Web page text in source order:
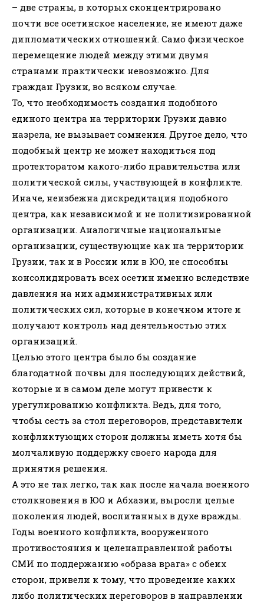
– две страны, в которых сконцентрировано
почти все осетинское население, не имеют даже
дипломатических отношений. Само физическое
перемещение людей между этими двумя
странами практически невозможно. Для
граждан Грузии, во всяком случае.
То, что необходимость создания подобного
единого центра на территории Грузии давно
назрела, не вызывает сомнения. Другое дело, что
подобный центр не может находиться под
протекторатом какого-либо правительства или
политической силы, участвующей в конфликте.
Иначе, неизбежна дискредитация подобного
центра, как независимой и не политизированной
организации. Аналогичные национальные
организации, существующие как на территории
Грузии, так и в России или в ЮО, не способны
консолидировать всех осетин именно вследствие
давления на них административных или
политических сил, которые в конечном итоге и
получают контроль над деятельностью этих
организаций.
Целью этого центра было бы создание
благодатной почвы для последующих действий,
которые и в самом деле могут привести к
урегулированию конфликта. Ведь, для того,
чтобы сесть за стол переговоров, представители
конфликтующих сторон должны иметь хотя бы
молчаливую поддержку своего народа для
принятия решения.
А это не так легко, так как после начала военного
столкновения в ЮО и Абхазии, выросли целые
поколения людей, воспитанных в духе вражды.
Годы военного конфликта, вооруженного
противостояния и целенаправленной работы
СМИ по поддержанию «образа врага» с обеих
сторон, привели к тому, что проведение каких
либо политических переговоров в направлении